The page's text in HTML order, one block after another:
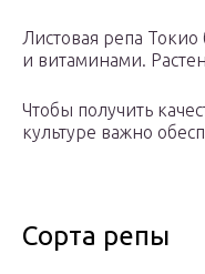
Листовая репа Токио
и витаминами.
Чтобы получить
культуре важно
Сорта репы